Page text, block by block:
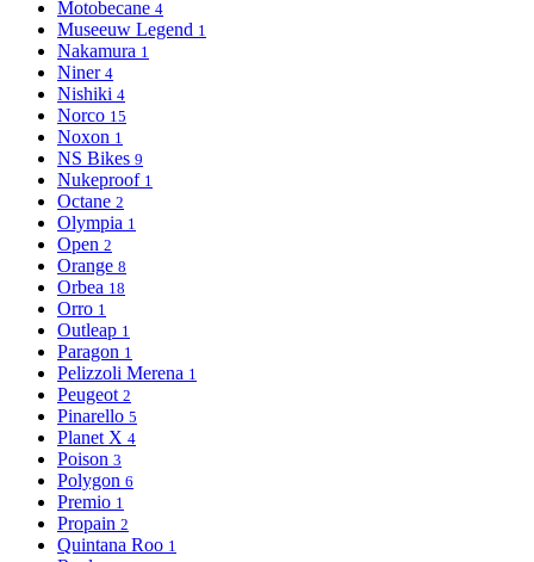
Motobecane 4
Museeuw Legend 1
Nakamura 1
Niner 4
Nishiki 4
Norco 15
Noxon 1
NS Bikes 9
Nukeproof 1
Octane 2
Olympia 1
Open 2
Orange 8
Orbea 18
Orro 1
Outleap 1
Paragon 1
Pelizzoli Merena 1
Peugeot 2
Pinarello 5
Planet X 4
Poison 3
Polygon 6
Premio 1
Propain 2
Quintana Roo 1